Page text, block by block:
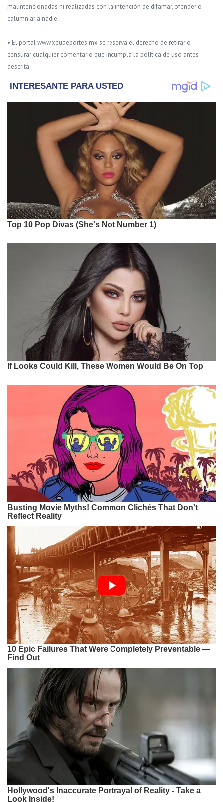
malintencionadas ni realizadas con la intención de difamar, ofender o
calumniar a nadie.
• El portal www.xeudeportes.mx se reserva el derecho de retirar o
censurar cualquier comentario que incumpla la política de uso antes
descrita.